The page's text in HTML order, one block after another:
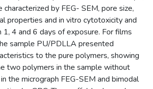
by FEG- SEM, pore size,
properties and in vitro cytotoxicity and
1, 4 and 6 days of exposure. For films
sample PU/PDLLA presented
to the pure polymers, showing
two polymers in the sample without
the micrograph FEG-SEM and bimodal